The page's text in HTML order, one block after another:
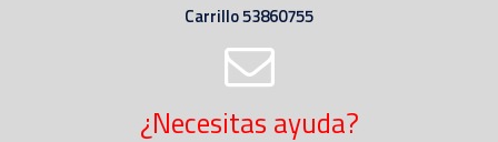
Carrillo 53860755
¿Necesitas ayuda?